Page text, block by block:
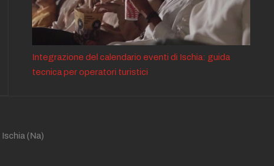
Integrazione del calendario eventi di Ischia: guida
tecnica per operatori turistici
Ischia (Na)